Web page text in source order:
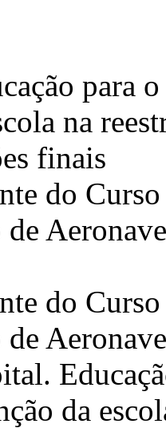
para
na
finais
do
do
de
da